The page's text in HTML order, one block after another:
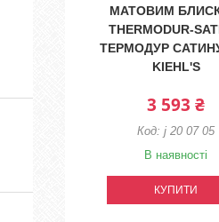
МАТОВИМ
THERMODUR-
ТЕРМОДУР
KIEHL'S
3 593 ₴
j 20 07 05
В наявності
КУПИТИ